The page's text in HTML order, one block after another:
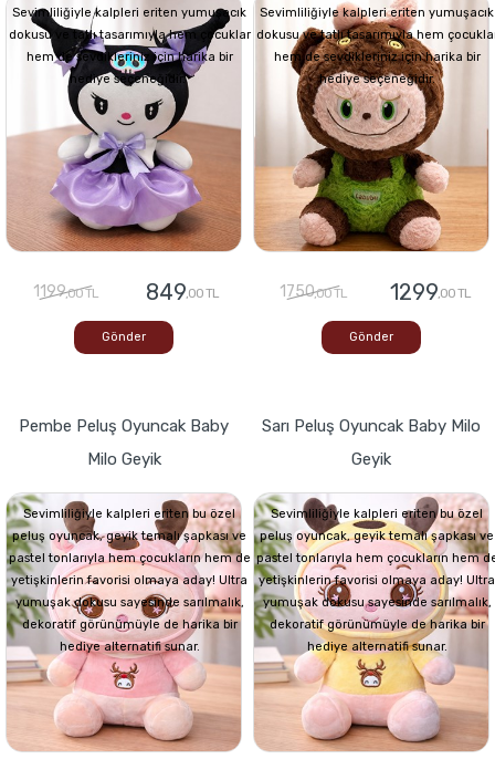
Sevimliliğiyle kalpleri eriten yumuşacık
dokusu ve tatlı tasarımıyla hem çocuklar
hem de sevdikleriniz için harika bir
hediye seçeneğidir.
1199,00 TL 849,00 TL
Gönder
Sevimliliğiyle kalpleri eriten yumuşacık
dokusu ve tatlı tasarımıyla hem
hem de sevdikleriniz için harika bir
hediye seçeneğidir.
1750,00 TL 1299,00 TL
Gönder
Pembe Peluş Oyuncak Baby
Milo Geyik
Sevimliliğiyle kalpleri eriten bu özel
peluş oyuncak, geyik temalı şapkası ve
pastel tonlarıyla hem çocukların hem de
yetişkinlerin favorisi olmaya aday! Ultra
yumuşak dokusu sayesinde sarılmalık,
dekoratif görünümüyle de harika bir
hediye alternatifi sunar.
Sarı Peluş Oyuncak Baby Milo
Geyik
Sevimliliğiyle kalpleri eriten bu özel
peluş oyuncak, geyik temalı şapkası ve
pastel tonlarıyla hem çocukların hem
yetişkinlerin favorisi olmaya aday! Ultra
yumuşak dokusu sayesinde sarılmalık,
dekoratif görünümüyle de harika bir
hediye alternatifi sunar.